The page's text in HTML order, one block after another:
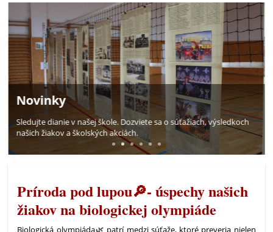
Domov
Moderné učebne
V našej škole pracujeme v moderne vybavených odborných
učebniach.
Príroda pod lupou🔎- úspechy našich
žiakov na biologickej olympiáde
Biologická olympiáda🌿 patrí medzi súťaže, ktoré preveria nielen